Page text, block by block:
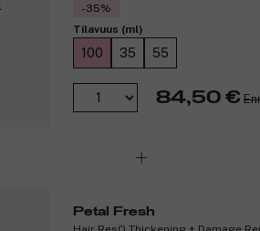
-35%
Tilavuus (ml)
100 35 55
84,50 €
Petal Fresh